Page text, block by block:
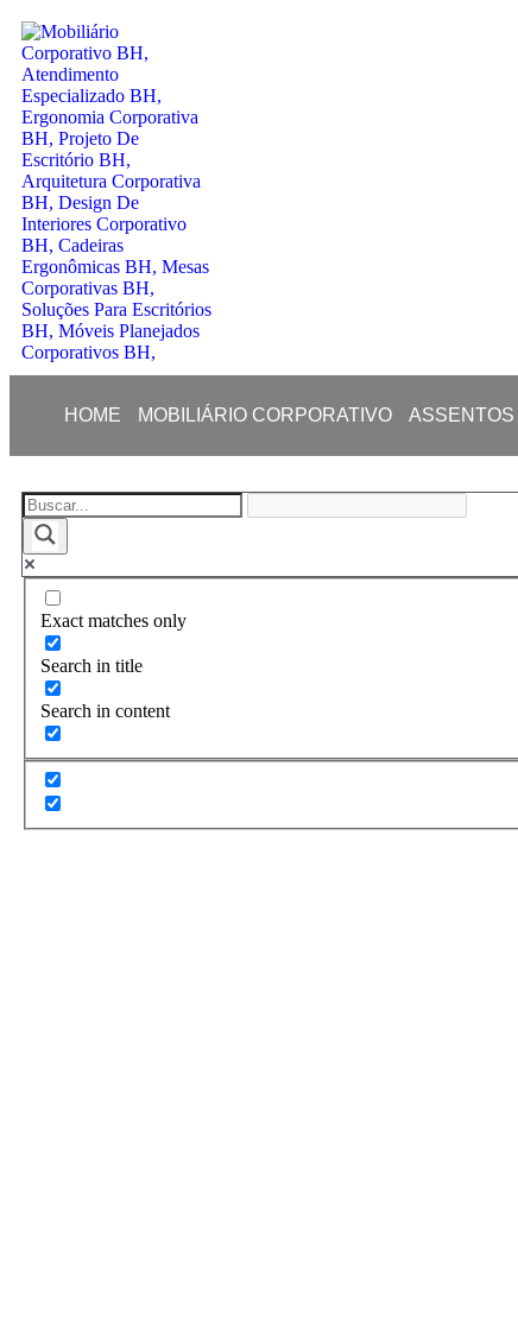
HOME MOBILIÁRIO CORPORATIVO ASSENTOS
Exact matches only
Search in title
Search in content